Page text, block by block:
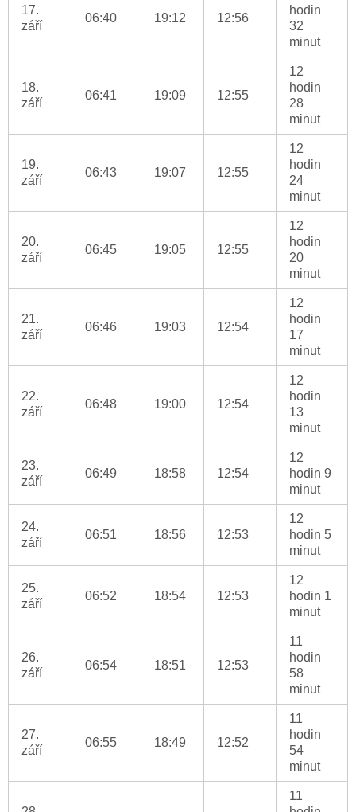
17.
září
06:40 19:12 12:56
hodin
32
minut
18.
září
06:41 19:09 12:55
12
hodin
28
minut
19.
září
06:43 19:07 12:55
12
hodin
24
minut
20.
září
06:45 19:05 12:55
12
hodin
20
minut
21.
září
06:46 19:03 12:54
12
hodin
17
minut
22.
září
06:48 19:00 12:54
12
hodin
13
minut
23.
září
06:49 18:58 12:54
12
hodin 9
minut
24.
září
06:51 18:56 12:53
12
hodin 5
minut
25.
září
06:52 18:54 12:53
12
hodin 1
minut
26.
září
06:54 18:51 12:53
11
hodin
58
minut
27.
září
06:55 18:49 12:52
11
hodin
54
minut
11